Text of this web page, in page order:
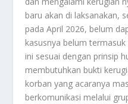
baru akan di laksanakan,
pada April 2026, belum
kasusnya belum
ini sesuai dengan prinsip
membutuhkan bukti
korban yang acaranya
berkomunikasi melalui